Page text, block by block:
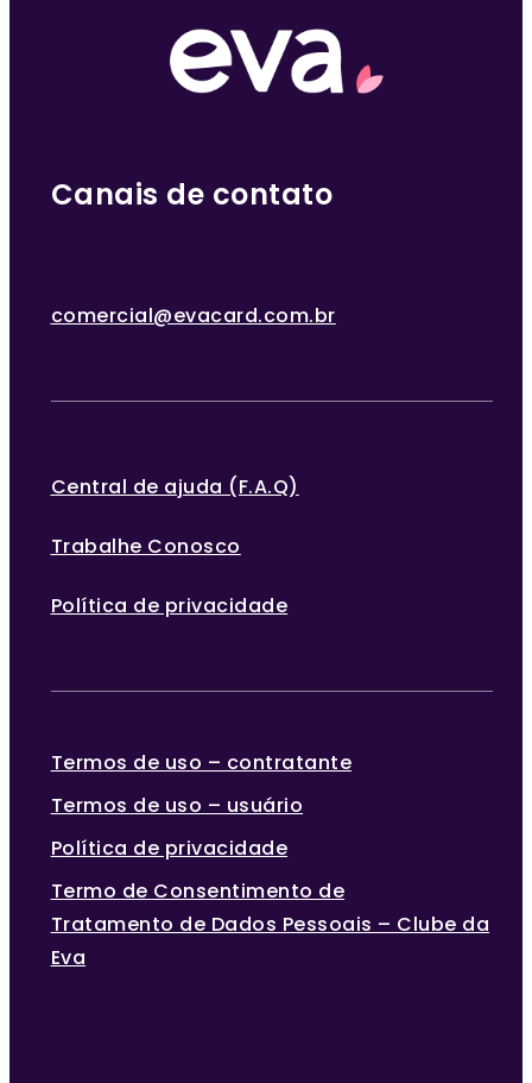
Canais de contato
comercial@evacard.com.br
Central de ajuda (F.A.Q)
Trabalhe Conosco
Política de privacidade
Termos de uso – contratante
Termos de uso – usuário
Política de privacidade
Termo de Consentimento de
Tratamento de Dados Pessoais – Clube da
Eva